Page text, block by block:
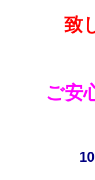
致
ご安